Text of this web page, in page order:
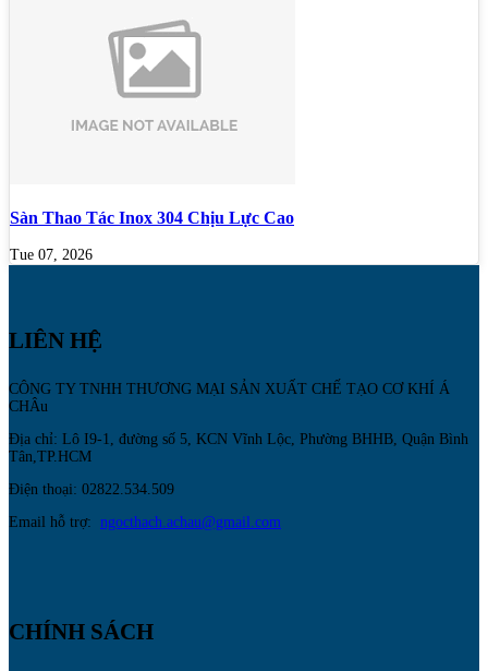
Sàn Thao Tác Inox 304 Chịu Lực Cao
Tue 07, 2026
LIÊN HỆ
CÔNG TY TNHH THƯƠNG MẠI SẢN XUẤT CHẾ TẠO CƠ KHÍ Á
CHÂu
Địa chỉ: Lô I9-1, đường số 5, KCN Vĩnh Lộc, Phường BHHB, Quận Bình
Tân,TP.HCM
Điện thoại: 02822.534.509
Email hỗ trợ: ngocthach.achau@gmail.com
CHÍNH SÁCH